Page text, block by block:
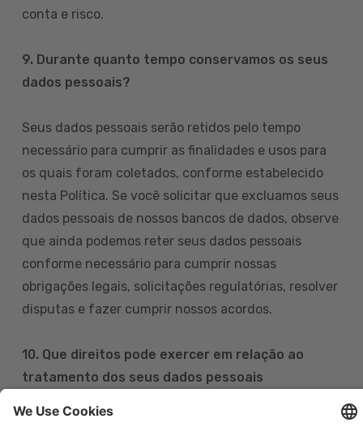
conta e risco.
9. Durante quanto tempo conservamos os seus
dados pessoais?
Seus dados pessoais serão retidos pelo tempo
necessário para cumprir as finalidades e usos para
os quais foram coletados, conforme estabelecido
nesta Política. Se você solicitar que excluamos seus
dados pessoais de nossos bancos de dados, observe
que ainda podemos reter seus dados pessoais
conforme necessário para cumprir nossas
obrigações legais, solicitações regulatórias, resolver
disputas e fazer cumprir nossos acordos.
10. Que direitos pode exercer em relação ao
tratamento dos seus dados pessoais